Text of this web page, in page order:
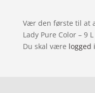
Vær den første til at
Lady Pure Color – 9
Du skal være logged